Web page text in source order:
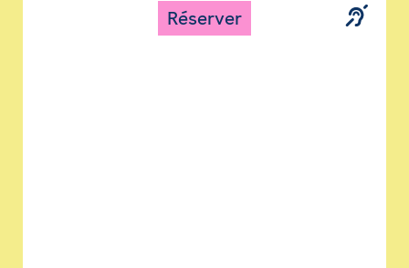
Réserver